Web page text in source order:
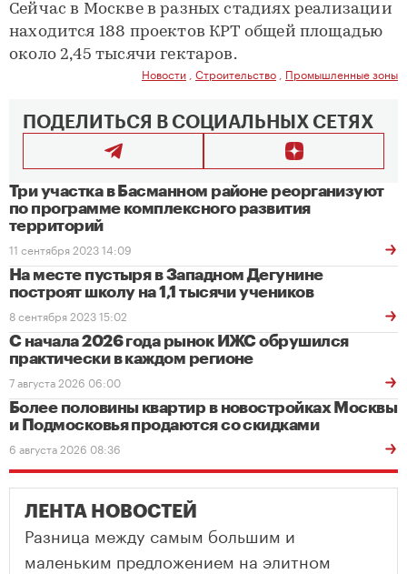
Сейчас в Москве в разных стадиях реализации
находится 188 проектов КРТ общей площадью
около 2,45 тысячи гектаров.
Новости Строительство Промышленные зоны
ПОДЕЛИТЬСЯ В СОЦИАЛЬНЫХ СЕТЯХ
Три участка в Басманном районе реорганизуют
по программе комплексного развития
территорий
11 сентября 2023 14:09
На месте пустыря в Западном Дегунине
построят школу на 1,1 тысячи учеников
8 сентября 2023 15:02
С начала 2026 года рынок ИЖС обрушился
практически в каждом регионе
7 августа 2026 06:00
Более половины квартир в новостройках Москвы
и Подмосковья продаются со скидками
6 августа 2026 08:36
ЛЕНТА НОВОСТЕЙ
Разница между самым большим и
маленьким предложением на элитном